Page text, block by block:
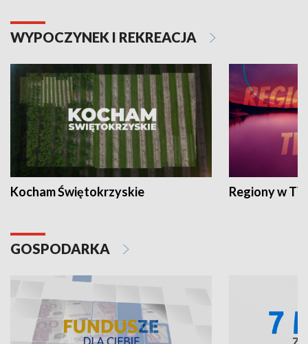
WYPOCZYNEK I REKREACJA
Kocham Świętokrzyskie Regiony w
GOSPODARKA